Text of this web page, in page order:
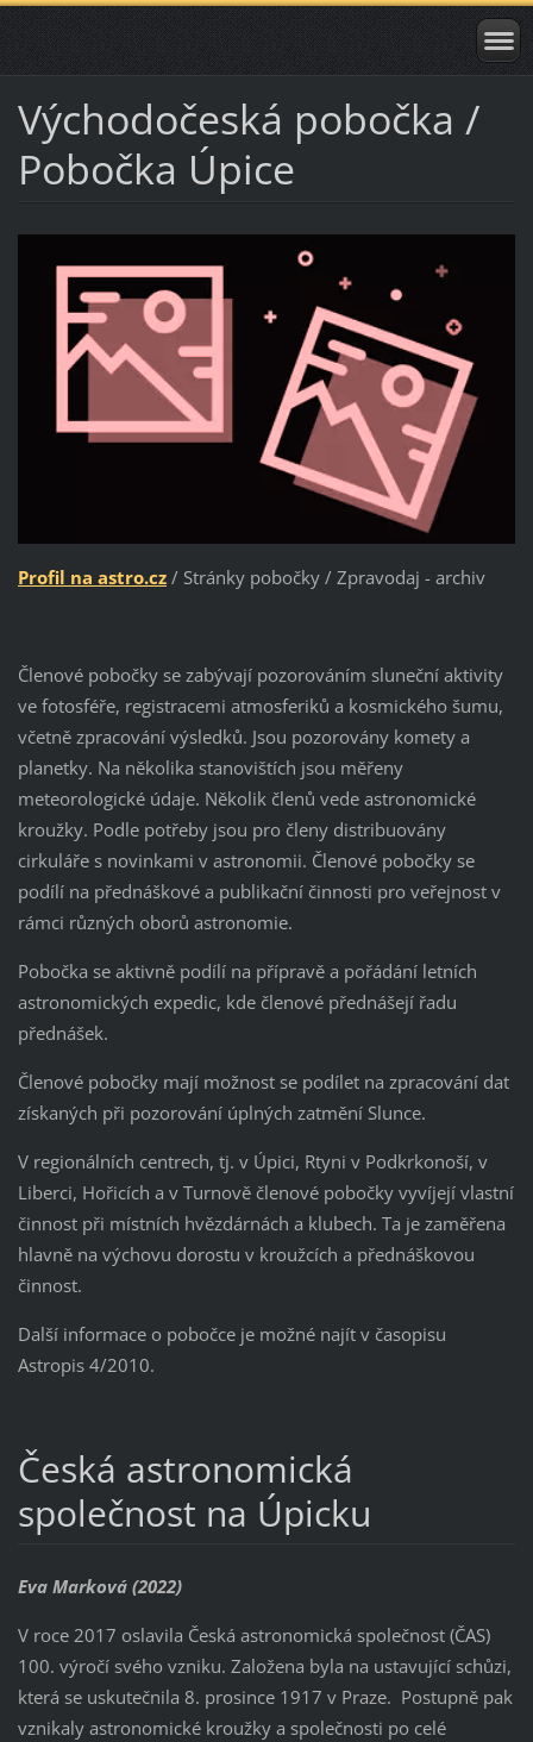
Východočeská pobočka /
Pobočka Úpice
Profil na astro.cz/ Stránky pobočky / Zpravodaj - archiv
Členové pobočky se zabývají pozorováním sluneční aktivity
ve fotosféře, registracemi atmosferiků a kosmického šumu,
včetně zpracování výsledků. Jsou pozorovány komety a
planetky. Na několika stanovištích jsou měřeny
meteorologické údaje. Několik členů vede astronomické
kroužky. Podle potřeby jsou pro členy distribuovány
cirkuláře s novinkami v astronomii. Členové pobočky se
podílí na přednáškové a publikační činnosti pro veřejnost v
rámci různých oborů astronomie.
Pobočka se aktivně podílí na přípravě a pořádání letních
astronomických expedic, kde členové přednášejí řadu
přednášek.
Členové pobočky mají možnost se podílet na zpracování dat
získaných při pozorování úplných zatmění Slunce.
V regionálních centrech, tj. v Úpici, Rtyni v Podkrkonoší, v
Liberci, Hořicích a v Turnově členové pobočky vyvíjejí vlastní
činnost při místních hvězdárnách a klubech. Ta je zaměřena
hlavně na výchovu dorostu v kroužcích a přednáškovou
činnost.
Další informace o pobočce je možné najít v časopisu
Astropis 4/2010.
Česká astronomická
společnost na Úpicku
Eva Marková (2022)
V roce 2017 oslavila Česká astronomická společnost (ČAS)
100. výročí svého vzniku. Založena byla na ustavující schůzi,
která se uskutečnila 8. prosince 1917 v Praze. Postupně pak
vznikaly astronomické kroužky a společnosti po celé